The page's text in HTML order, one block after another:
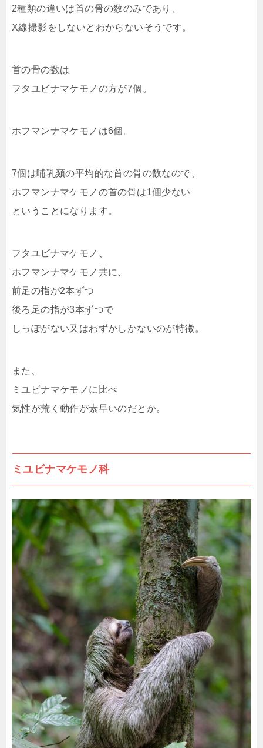
2種類の違いは首の骨の数のみであり、
X線撮影をしないとわからないそうです。
首の骨の数は
フタユビナマケモノの方が7個。
ホフマンナマケモノは6個。
7個は哺乳類の平均的な首の骨の数なので、
ホフマンナマケモノの首の骨は1個少ない
ということになります。
フタユビナマケモノ、
ホフマンナマケモノ共に、
前足の指が2本ずつ
後ろ足の指が3本ずつで
しっぽがない又はわずかしかないのが特徴。
また、
ミユビナマケモノに比べ
気性が荒く動作が素早いのだとか。
ミユビナマケモノ科